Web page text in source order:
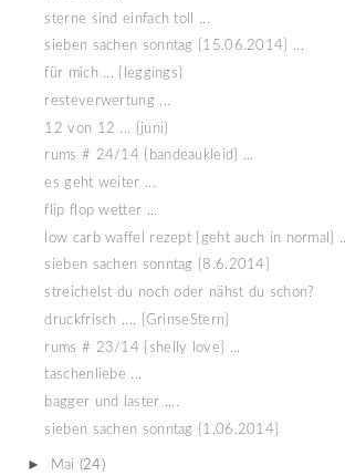
sterne sind einfach toll ...
sieben sachen sonntag {15.06.2014} ...
für mich ... {leggings}
resteverwertung ...
12 von 12 ... {juni}
rums # 24/14 {bandeaukleid} ...
es geht weiter ...
flip flop wetter ...
low carb waffel rezept {geht auch in normal} ...
sieben sachen sonntag {8.6.2014}
streichelst du noch oder nähst du schon?
druckfrisch .... {GrinseStern}
rums # 23/14 {shelly love} ...
taschenliebe ...
bagger und laster ....
sieben sachen sonntag {1.06.2014}
► Mai (24)